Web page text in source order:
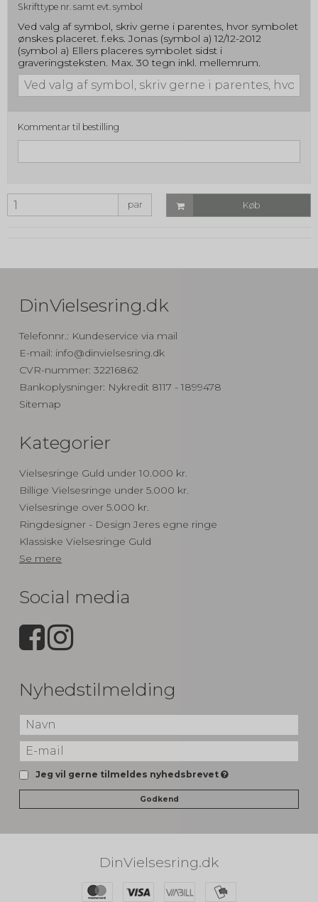
Skrifttype nr. samt evt. symbol
Ved valg af symbol, skriv gerne i parentes, hvor symbolet
ønskes placeret. f.eks. Jonas (symbol a) 12/12-2012
(symbol a) Ellers placeres symbolet sidst i
graveringsteksten. Max. 30 tegn inkl. mellemrum.
Kommentar til bestilling
par Køb
DinVielsesring.dk
Telefonnr.: Kundeservice via mail
E-mail: info@dinvielsesring.dk
CVR-nummer: 32216862
Bankoplysninger: Nykredit 8117 - 1899478
Sitemap
Kategorier
Vielsesringe Guld under 10.000 kr.
Billige Vielsesringe under 5.000 kr.
Vielsesringe over 5.000 kr.
Ringdesigner - Design Jeres egne ringe
Klassiske Vielsesringe Guld
Se mere
Social media
Nyhedstilmelding
Jeg vil gerne tilmeldes nyhedsbrevet
Godkend
DinVielsesring.dk